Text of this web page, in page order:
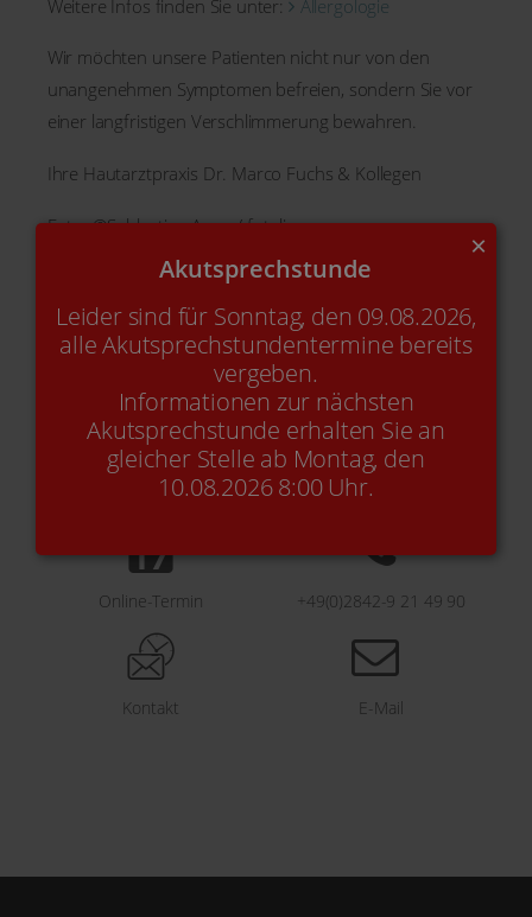
×
Akutsprechstunde
Leider sind für Sonntag, den 09.08.2026,
alle Akutsprechstundentermine bereits
vergeben.
Informationen zur nächsten
Akutsprechstunde erhalten Sie an
gleicher Stelle ab Montag, den
10.08.2026 8:00 Uhr.
Weitere Infos finden Sie unter: Allergologie
Wir möchten unsere Patienten nicht nur von den
unangenehmen Symptomen befreien, sondern Sie vor
einer langfristigen Verschlimmerung bewahren.
Ihre Hautarztpraxis Dr. Marco Fuchs & Kollegen
Foto: ©Subbotina Anna / fotolia.com
Online-Termin +49(0)2842-9 21 49 90
Kontakt E-Mail